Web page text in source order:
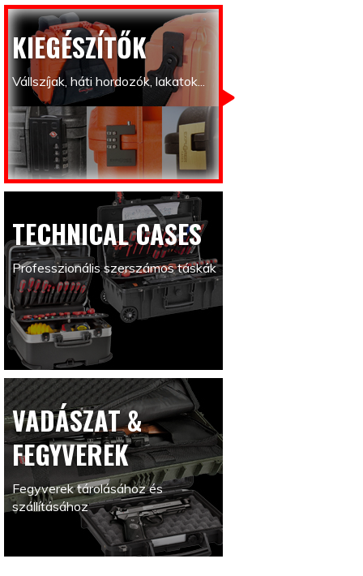
KIEGÉSZÍTŐK
Vállszíjak, háti hordozók, lakatok...
TECHNICAL CASES
Professzionális szerszámos táskák
VADÁSZAT &
FEGYVEREK
Fegyverek tárolásához és
szállításához